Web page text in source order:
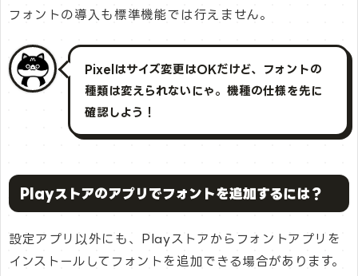
フォントの導入も標準機能では行えません。
Pixelはサイズ変更はOKだけど、フォントの
種類は変えられないにゃ。機種の仕様を先に
確認しよう！
Playストアのアプリでフォントを追加するには？
設定アプリ以外にも、Playストアからフォントアプリを
インストールしてフォントを追加できる場合があります。